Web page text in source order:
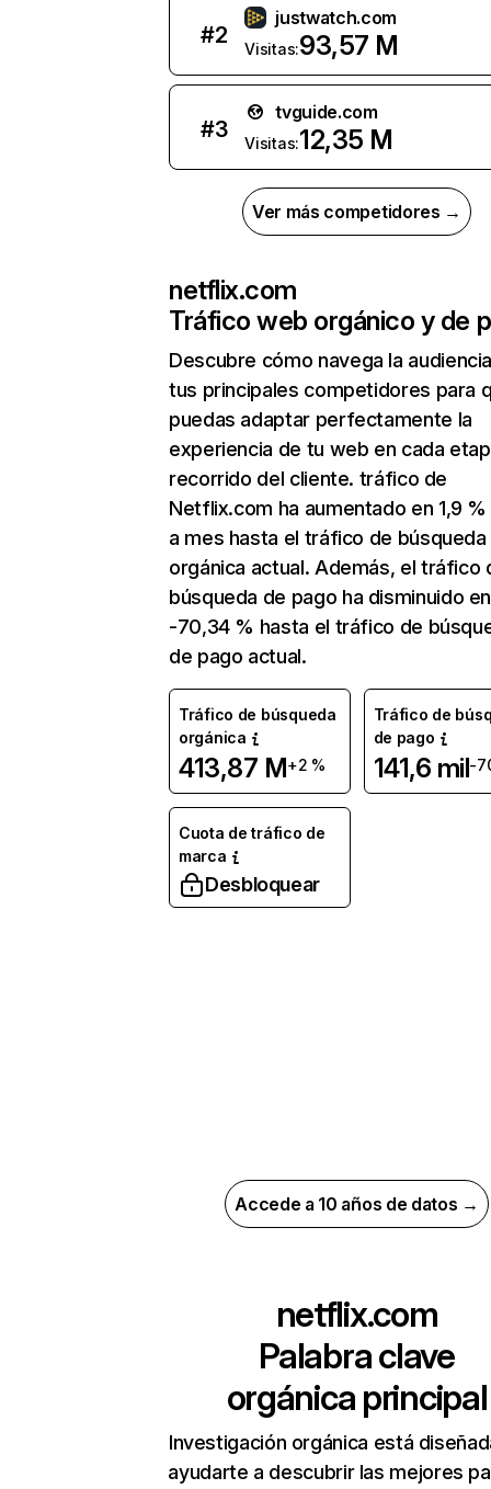
#2
justwatch.com
Visitas:93,57 M
#3
tvguide.com
Visitas:12,35 M
Ver más competidores →
netflix.com
Tráfico web orgánico y de
Descubre cómo navega la
tus principales competidores para
puedas adaptar perfectamente la
experiencia de tu web en cada
recorrido del cliente. tráfico de
Netflix.com ha aumentado en 1,9
a mes hasta el tráfico de búsqueda
orgánica actual. Además, el tráfico
búsqueda de pago ha disminuido en
-70,34 % hasta el tráfico de
de pago actual.
Tráfico de búsqueda
orgánica
413,87 M+2 %
Tráfico de
de pago
141,6 mil-
Cuota de tráfico de
marca
Desbloquear
Accede a 10 años de datos →
netflix.com
Palabra clave
orgánica principal
Investigación orgánica está
ayudarte a descubrir las mejores